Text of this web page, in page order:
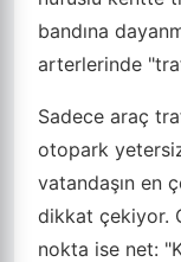
bandına
arterlerinde
Sadece araç
otopark
vatandaşın en
dikkat çekiyor.
nokta ise net: